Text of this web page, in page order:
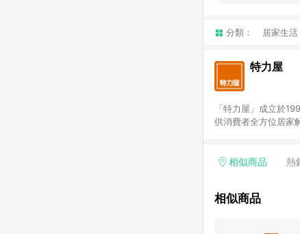
分類： 居家生活
特力屋
「特力屋」成立於
供消費者全方位居家
升服務質感，期望
相似商品 熱
相似商品